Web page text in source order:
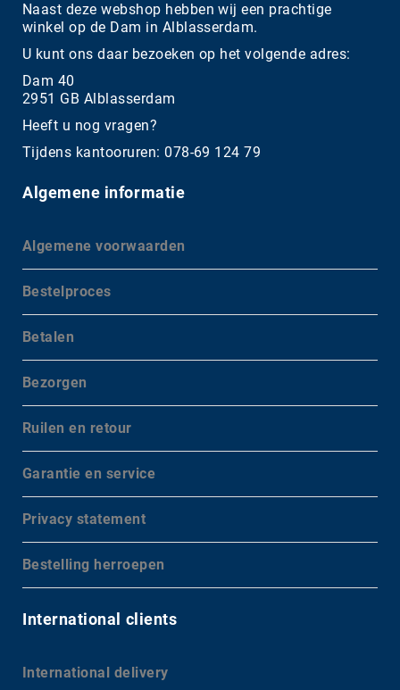
Naast deze webshop hebben wij een prachtige
winkel op de Dam in Alblasserdam.
U kunt ons daar bezoeken op het volgende adres:
Dam 40
2951 GB Alblasserdam
Heeft u nog vragen?
Tijdens kantooruren: 078-69 124 79
Algemene informatie
Algemene voorwaarden
Bestelproces
Betalen
Bezorgen
Ruilen en retour
Garantie en service
Privacy statement
Bestelling herroepen
International clients
International delivery